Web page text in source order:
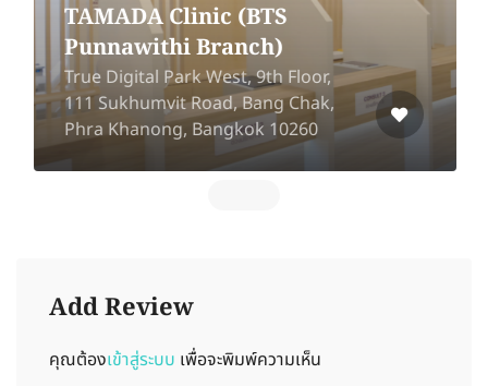
TAMADA Clinic (BTS
Punnawithi Branch)
True Digital Park West, 9th Floor,
111 Sukhumvit Road, Bang Chak,
Phra Khanong, Bangkok 10260
Add Review
คุณต้องเข้าสู่ระบบ เพื่อจะพิมพ์ความเห็น